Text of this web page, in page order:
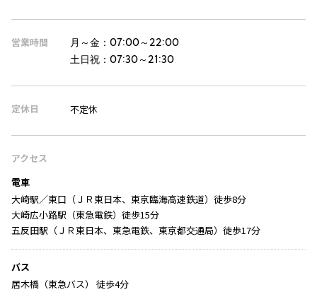
営業時間 月～金：07:00～22:00
土日祝：07:30～21:30
定休日 不定休
アクセス
電車
大崎駅／東口（ＪＲ東日本、東京臨海高速鉄道）徒歩8分
大崎広小路駅（東急電鉄）徒歩15分
五反田駅（ＪＲ東日本、東急電鉄、東京都交通局）徒歩17分
バス
居木橋（東急バス） 徒歩4分